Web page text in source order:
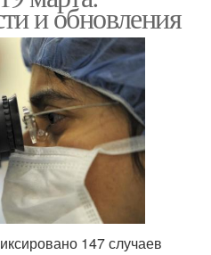
и обновления
147 случаев